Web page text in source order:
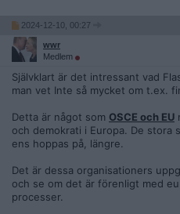
2024-12-10, 00:27
wwr
Medlem
Självklart är det intressant vad
man vet Inte så mycket om t.ex.
Detta är något som OSCE och EU
och demokrati i Europa. De stora
ens hoppas på, längre.
Det är dessa organisationers
och se om det är förenligt med
processer.